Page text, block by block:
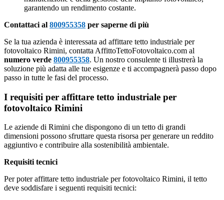
garantendo un rendimento costante.
Contattaci al 800955358 per saperne di più
Se la tua azienda è interessata ad affittare tetto industriale per
fotovoltaico Rimini, contatta AffittoTettoFotovoltaico.com al
numero verde 800955358. Un nostro consulente ti illustrerà la
soluzione più adatta alle tue esigenze e ti accompagnerà passo dopo
passo in tutte le fasi del processo.
I requisiti per affittare tetto industriale per
fotovoltaico Rimini
Le aziende di Rimini che dispongono di un tetto di grandi
dimensioni possono sfruttare questa risorsa per generare un reddito
aggiuntivo e contribuire alla sostenibilità ambientale.
Requisiti tecnici
Per poter affittare tetto industriale per fotovoltaico Rimini, il tetto
deve soddisfare i seguenti requisiti tecnici: